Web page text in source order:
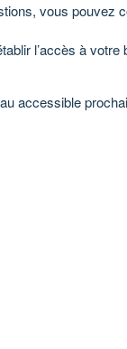
vous pouvez
l’accès à
accessible